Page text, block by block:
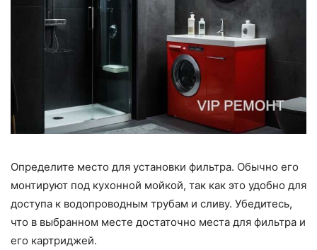
Определите место для установки фильтра. Обычно его
монтируют под кухонной мойкой, так как это удобно для
доступа к водопроводным трубам и сливу. Убедитесь,
что в выбранном месте достаточно места для фильтра и
его картриджей.